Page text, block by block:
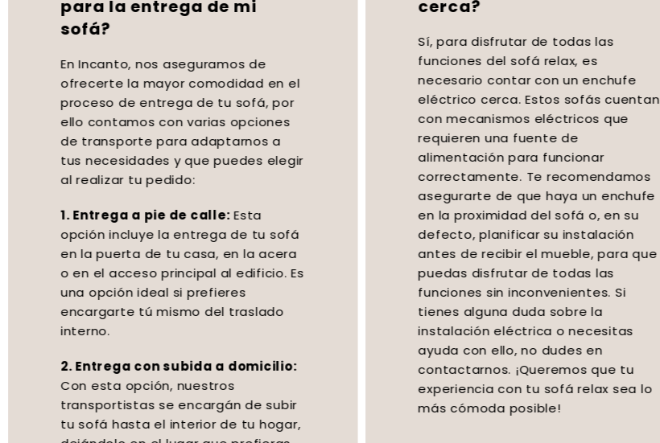
para la entrega de mi
sofá?
En Incanto, nos aseguramos de
ofrecerte la mayor comodidad en el
proceso de entrega de tu sofá, por
ello contamos con varias opciones
de transporte para adaptarnos a
tus necesidades y que puedes elegir
al realizar tu pedido:
1. Entrega a pie de calle:Esta
opción incluye la entrega de tu sofá
en la puerta de tu casa, en la acera
o en el acceso principal al edificio. Es
una opción ideal si prefieres
encargarte tú mismo del traslado
interno.
2. Entrega con subida a domicilio:
Con esta opción, nuestros
transportistas se encargán de subir
tu sofá hasta el interior de tu hogar,
cerca?
Sí, para disfrutar de todas las
funciones del sofá relax, es
necesario contar con un enchufe
eléctrico cerca. Estos sofás cuentan
con mecanismos eléctricos que
requieren una fuente de
alimentación para funcionar
correctamente. Te recomendamos
asegurarte de que haya un enchufe
en la proximidad del sofá o, en su
defecto, planificar su instalación
antes de recibir el mueble, para que
puedas disfrutar de todas las
funciones sin inconvenientes. Si
tienes alguna duda sobre la
instalación eléctrica o necesitas
ayuda con ello, no dudes en
contactarnos. ¡Queremos que tu
experiencia con tu sofá relax sea lo
más cómoda posible!